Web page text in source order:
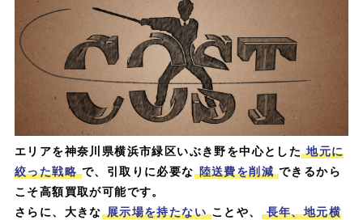
エリアを神奈川県横浜市緑区いぶき野を中心とした 地元に
絞った戦略 で、引取りに必要な 陸送費を削減 できるから
こそ高額買取が可能です。
さらに、大きな 展示場を持たない ことや、
長年、地元横